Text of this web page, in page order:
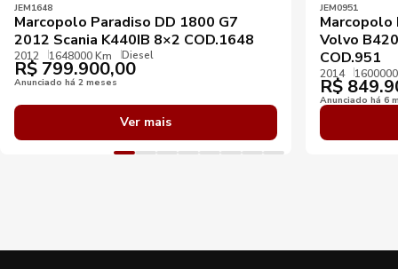
JEM1648
Marcopolo Paradiso DD 1800 G7
2012 Scania K440IB 8×2 COD.1648
2012 1648000 Km Diesel
R$ 799.900,00
Anunciado há 2 meses
Ver mais
JEM0951
Marcopolo
Volvo
COD.951
2014
R$
Anunciado há 6